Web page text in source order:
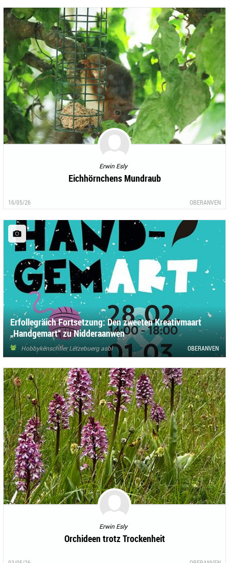
Erwin Esly
Eichhörnchens Mundraub
16/05/26 OBERANVEN
Erfollegräich Fortsetzung: Den zweeten Kreativmaart
„Handgemart“ zu Nidderaanwen
Hobbykënschtler Lëtzebuerg asbl OBERANVEN
Erwin Esly
Orchideen trotz Trockenheit